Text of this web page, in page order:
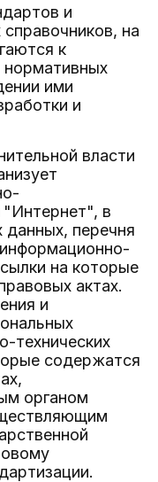
и
на
к
ими
и
власти
"Интернет", в
перечня
на которые
актах.
и
технических
содержатся
органом